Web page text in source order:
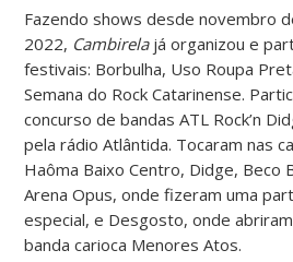
Fazendo shows desde novembro
2022, Cambirelajá organizou e
festivais: Borbulha, Uso Roupa
Semana do Rock Catarinense.
concurso de bandas ATL Rock’n
pela rádio Atlântida. Tocaram nas
Haôma Baixo Centro, Didge, Beco
Arena Opus, onde fizeram uma
especial, e Desgosto, onde
banda carioca Menores Atos.